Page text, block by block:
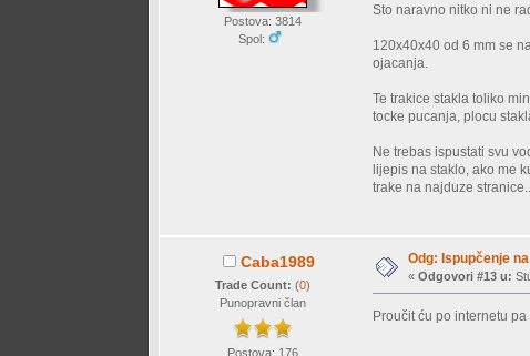
Postova: 3814
Spol:
Sto naravno nitko ni ne
120x40x40 od 6 mm se
ojacanja.
Te trakice stakla toliko
tocke pucanja, plocu
Ne trebas ispustati svu
lijepis na staklo, ako me
trake na najduze stranice....
Caba1989
Trade Count:(0)
Punopravni član
Postova: 176
Odg: Ispupčenje
«Odgovori #13 u:
Proučit ću po internetu